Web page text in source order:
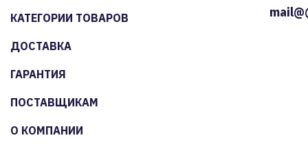
КАТЕГОРИИ ТОВАРОВ
ДОСТАВКА
ГАРАНТИЯ
ПОСТАВЩИКАМ
О КОМПАНИИ